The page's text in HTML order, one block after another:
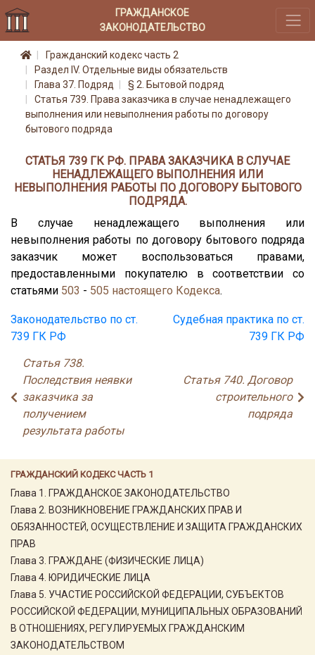
ГРАЖДАНСКОЕ
ЗАКОНОДАТЕЛЬСТВО
ГРАЖДАНСКИЙ КОДЕКС ЧАСТЬ 1
Глава 1. ГРАЖДАНСКОЕ ЗАКОНОДАТЕЛЬСТВО
Глава 2. ВОЗНИКНОВЕНИЕ ГРАЖДАНСКИХ ПРАВ И
ОБЯЗАННОСТЕЙ, ОСУЩЕСТВЛЕНИЕ И ЗАЩИТА ГРАЖДАНСКИХ
ПРАВ
Глава 3. ГРАЖДАНЕ (ФИЗИЧЕСКИЕ ЛИЦА)
Глава 4. ЮРИДИЧЕСКИЕ ЛИЦА
Глава 5. УЧАСТИЕ РОССИЙСКОЙ ФЕДЕРАЦИИ, СУБЪЕКТОВ
РОССИЙСКОЙ ФЕДЕРАЦИИ, МУНИЦИПАЛЬНЫХ ОБРАЗОВАНИЙ
В ОТНОШЕНИЯХ, РЕГУЛИРУЕМЫХ ГРАЖДАНСКИМ
ЗАКОНОДАТЕЛЬСТВОМ
Гражданский кодекс часть 2
Раздел IV. Отдельные виды обязательств
Глава 37. Подряд
§ 2. Бытовой подряд
Статья 739. Права заказчика в случае ненадлежащего
выполнения или невыполнения работы по договору
бытового подряда
СТАТЬЯ 739 ГК РФ. ПРАВА ЗАКАЗЧИКА В СЛУЧАЕ
НЕНАДЛЕЖАЩЕГО ВЫПОЛНЕНИЯ ИЛИ
НЕВЫПОЛНЕНИЯ РАБОТЫ ПО ДОГОВОРУ БЫТОВОГО
ПОДРЯДА.
В случае ненадлежащего выполнения или
невыполнения работы по договору бытового подряда
заказчик может воспользоваться правами,
предоставленными покупателю в соответствии со
статьями 503 - 505 настоящего Кодекса.
Законодательство по ст.
739 ГК РФ
Судебная практика по ст.
739 ГК РФ
Статья 738.
Последствия неявки
заказчика за
получением
результата работы
Статья 740. Договор
строительного
подряда